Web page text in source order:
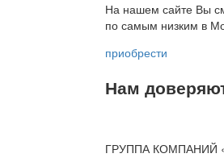
На нашем сайте Вы
по самым низким в
приобрести
Нам
ГРУППА КОМПАНИЙ